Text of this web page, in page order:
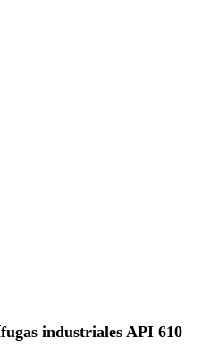
industriales API 610